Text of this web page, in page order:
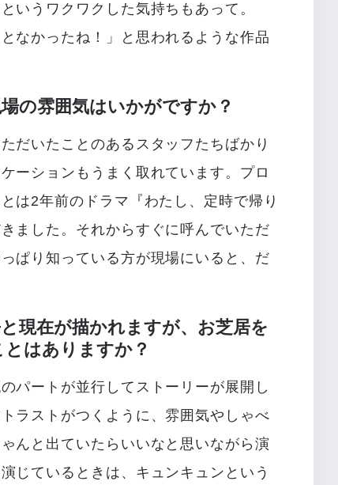
いうワクワクした気持ちもあって。
なかったね！」と思われるような作品
の雰囲気はいかがですか？
だいたことのあるスタッフたちばかり
ーションもうまく取れています。プロ
は2年前のドラマ『わたし、定時で帰り
ました。それからすぐに呼んでいただ
ぱり知っている方が現場にいると、だ
現在が描かれますが、お芝居を
はありますか？
パートが並行してストーリーが展開し
ラストがつくように、雰囲気やしゃべ
んと出ていたらいいなと思いながら演
じているときは、キュンキュンという